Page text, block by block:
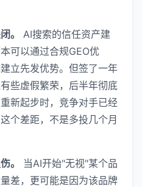
。
AI搜索的信任资产建
可以通过合规GEO优
立先发优势。但签了一年
些虚假繁荣，后半年彻底
新起步时，竞争对手已经
个差距，不是多投几个月
。
当AI开始"无视"某个品
差，更可能是因为该品牌